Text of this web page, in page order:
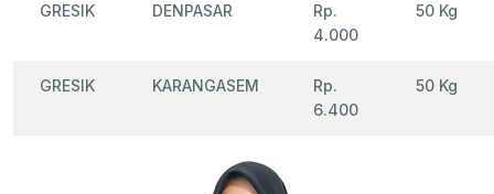
GRESIK DENPASAR
Rp.
4.000
50 Kg
GRESIK KARANGASEM
Rp.
6.400
50 Kg